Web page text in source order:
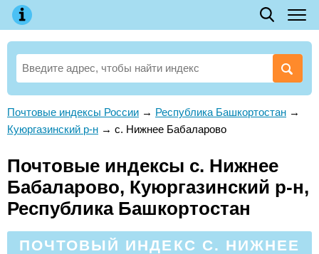
Почтовые индексы России → Республика Башкортостан →
Куюргазинский р-н → с. Нижнее Бабаларово
Почтовые индексы с. Нижнее
Бабаларово, Куюргазинский р-н,
Республика Башкортостан
ПОЧТОВЫЙ ИНДЕКС С. НИЖНЕЕ